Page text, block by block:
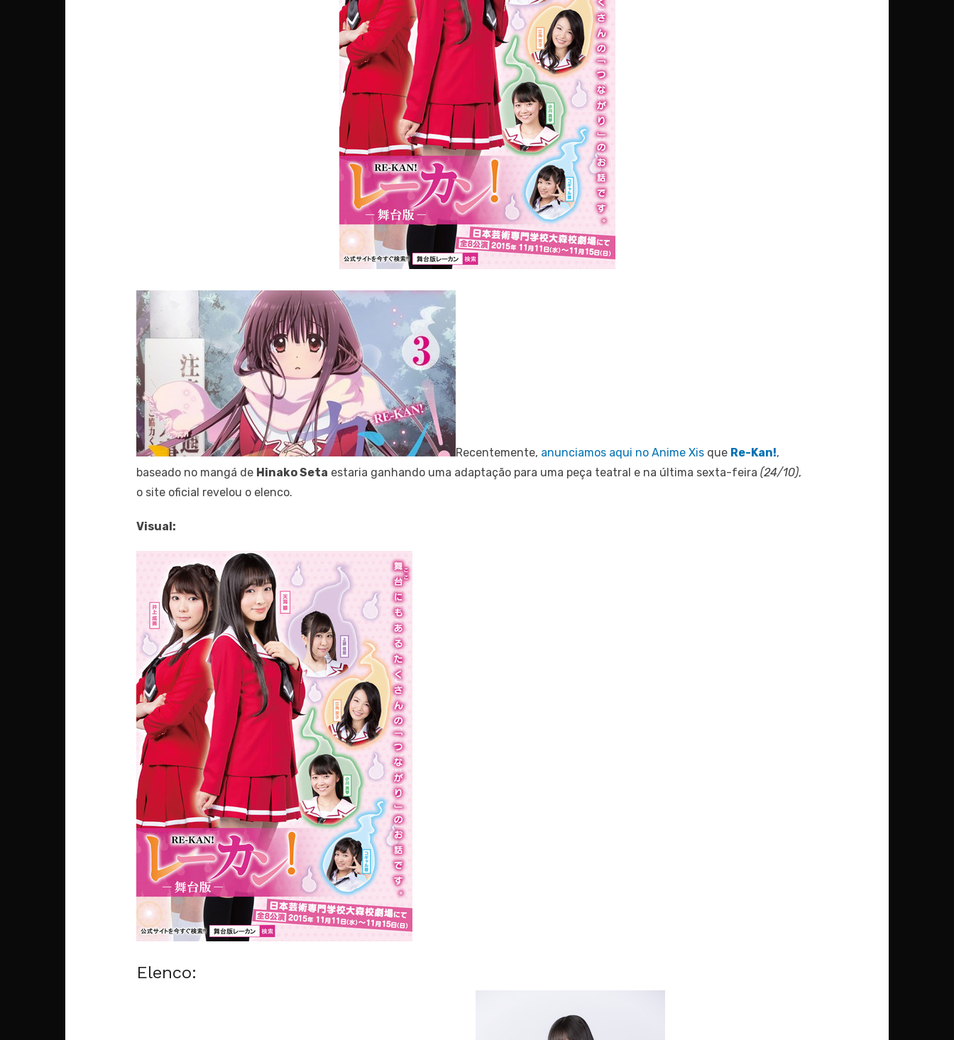
Recentemente, anunciamos aqui no Anime Xis que Re-Kan!,
baseado no mangá de Hinako Seta estaria ganhando uma adaptação para uma peça teatral e na última sexta-feira (24/10),
o site oficial revelou o elenco.
Visual:
Elenco: